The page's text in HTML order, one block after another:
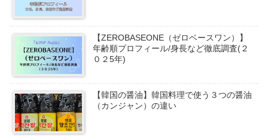
【ZEROBASEONE（ゼロベースワン）】
年齢順プロフィール/身長など徹底調査(２
０２5年)
【韓国の醤油】韓国料理で使う３つの醤油
（カンジャン）の違い